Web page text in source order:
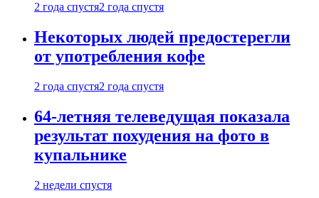
2 года спустя2 года спустя
Некоторых людей предостерегли
от употребления кофе
2 года спустя2 года спустя
64-летняя телеведущая показала
результат похудения на фото в
купальнике
2 недели спустя